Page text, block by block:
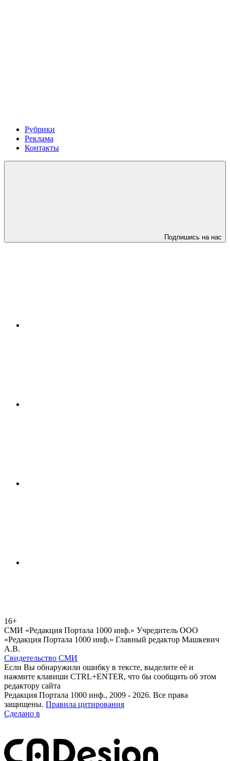
Рубрики
Реклама
Контакты
Подпишись на нас
16+
СМИ «Редакция Портала 1000 инф.» Учредитель ООО
«Редакция Портала 1000 инф.» Главный редактор Машкевич
А.В.
Свидетельство СМИ
Если Вы обнаружили ошибку в тексте, выделите её и
нажмите клавиши CTRL+ENTER, что бы сообщить об этом
редактору сайта
Редакция Портала 1000 инф., 2009 - 2026. Все права
защищены. Правила цитирования
Сделано в